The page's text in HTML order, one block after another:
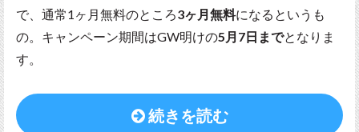
で、通常1ヶ月無料のところ3ヶ月無料になるというも
の。キャンペーン期間はGW明けの5月7日までとなりま
す。
続きを読む